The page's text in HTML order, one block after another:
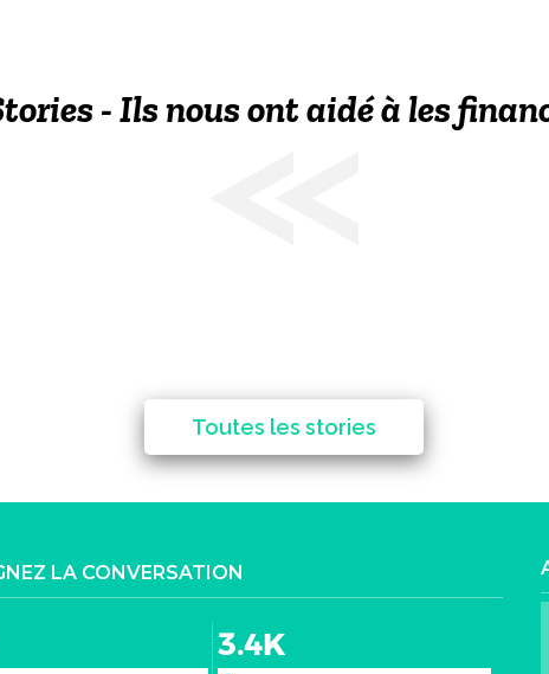
- Ils nous ont aidé à les
Toutes les stories
LA CONVERSATION
3.4K